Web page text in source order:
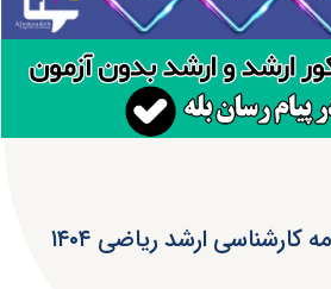
کارشناسی ارشد ریاضی ۱۴۰۴